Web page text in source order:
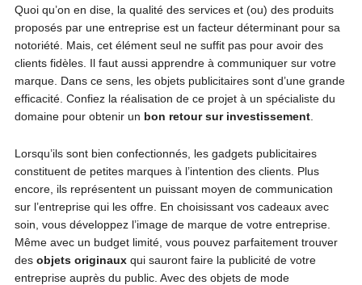
Quoi qu’on en dise, la qualité des services et (ou) des produits
proposés par une entreprise est un facteur déterminant pour sa
notoriété. Mais, cet élément seul ne suffit pas pour avoir des
clients fidèles. Il faut aussi apprendre à communiquer sur votre
marque. Dans ce sens, les objets publicitaires sont d’une grande
efficacité. Confiez la réalisation de ce projet à un spécialiste du
domaine pour obtenir un bon retour sur investissement.
Lorsqu’ils sont bien confectionnés, les gadgets publicitaires
constituent de petites marques à l’intention des clients. Plus
encore, ils représentent un puissant moyen de communication
sur l’entreprise qui les offre. En choisissant vos cadeaux avec
soin, vous développez l’image de marque de votre entreprise.
Même avec un budget limité, vous pouvez parfaitement trouver
des objets originauxqui sauront faire la publicité de votre
entreprise auprès du public. Avec des objets de mode